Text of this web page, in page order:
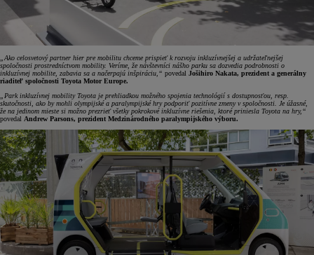
„Ako celosvetový partner hier pre mobilitu chceme prispieť k rozvoju inkluzívnejšej a udržateľnejšej
spoločnosti prostredníctvom mobility. Veríme, že návštevníci nášho parku sa dozvedia podrobnosti o
inkluzívnej mobilite, zabavia sa a načerpajú inšpiráciu,“ povedal Jošihiro Nakata, prezident a generálny
riaditeľ spoločnosti Toyota Motor Europe.
„Park inkluzívnej mobility Toyota je prehliadkou možného spojenia technológií s dostupnosťou, resp.
skutočnosti, ako by mohli olympijské a paralympijské hry podporiť pozitívne zmeny v spoločnosti. Je úžasné,
že na jedinom mieste si možno prezrieť všetky pokrokové inkluzívne riešenia, ktoré priniesla Toyota na hry,“
povedal Andrew Parsons, prezident Medzinárodného paralympijského výboru.